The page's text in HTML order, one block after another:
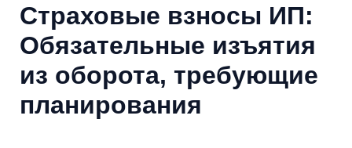
Страховые взносы ИП:
Обязательные изъятия
из оборота, требующие
планирования